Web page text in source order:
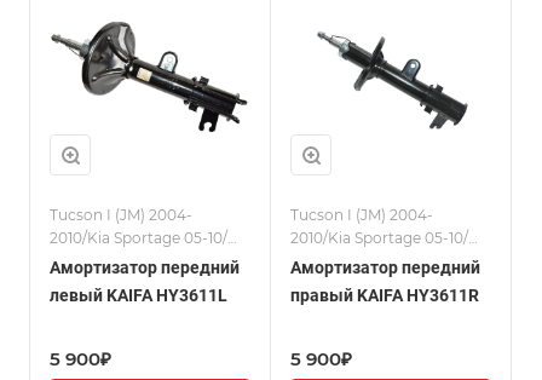
Tucson I (JM) 2004-
2010/Kia Sportage 05-10/
Амортизаторы
Амортизатор передний
левый KAIFA HY3611L
5 900₽
Tucson I (JM) 2004-
2010/Kia Sportage 05-10/
Амортизаторы
Амортизатор передний
правый KAIFA HY3611R
5 900₽